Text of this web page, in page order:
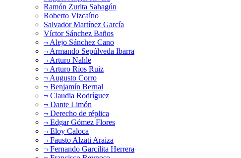
Ramón Zurita Sahagún
Roberto Vizcaíno
Salvador Martínez García
Víctor Sánchez Baños
¬ Alejo Sánchez Cano
¬ Armando Sepúlveda Ibarra
¬ Arturo Nahle
¬ Arturo Ríos Ruiz
¬ Augusto Corro
¬ Benjamín Bernal
¬ Claudia Rodríguez
¬ Dante Limón
¬ Derecho de réplica
¬ Edgar Gómez Flores
¬ Eloy Caloca
¬ Fausto Alzati Araiza
¬ Fernando Garcilita Herrera